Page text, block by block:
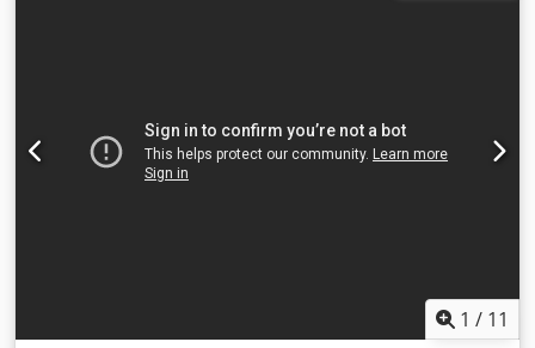
MÁQUINA COMPLETA CON TODA LA DOCUMENTACIÓN
AÑO DE PRIMERA INSTALACIÓN: 2001 MÁQUINA EN
EXCELENTE ESTADO
1 / 11